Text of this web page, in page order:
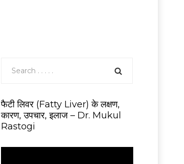
फैटी लिवर (Fatty Liver) के लक्षण,
कारण, उपचार, इलाज – Dr. Mukul
Rastogi